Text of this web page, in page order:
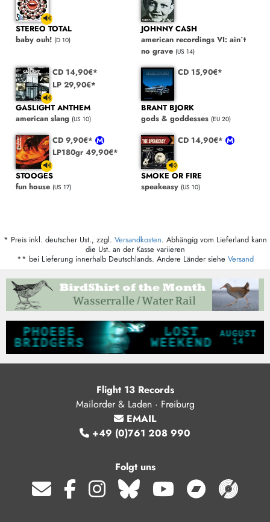
STEREO TOTAL
baby ouh! (D 10)
JOHNNY CASH
american recordings VI: ain´t
no grave (US 14)
CD 14,90€*
LP 29,90€*
GASLIGHT ANTHEM
american slang (US 10)
CD 15,90€*
BRANT BJORK
gods & goddesses (EU 20)
CD 9,90€*
LP180gr 49,90€*
STOOGES
fun house (US 17)
CD 14,90€*
SMOKE OR FIRE
speakeasy (US 10)
* Preis inkl. deutscher Ust., zzgl. Versandkosten. Abhängig vom Lieferland kann
die Ust. an der Kasse variieren
** bei Lieferung innerhalb Deutschlands. Andere Länder siehe Versand
Flight 13 Records
Mailorder & Laden · Freiburg
EMAIL
+49 (0)761 208 990
Folgt uns